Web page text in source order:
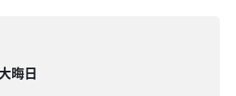
大晦日